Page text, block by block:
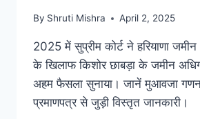
By Shruti Mishra April 2, 2025
2025 में सुप्रीम कोर्ट ने हरियाणा
के खिलाफ किशोर छाबड़ा के जमीन
अहम फैसला सुनाया। जानें मुआवजा
प्रमाणपत्र से जुड़ी विस्तृत जानकारी।